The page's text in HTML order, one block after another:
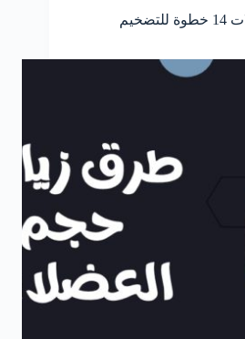
طرق زيادة حجم العضلات 14 خطوة للتضخيم